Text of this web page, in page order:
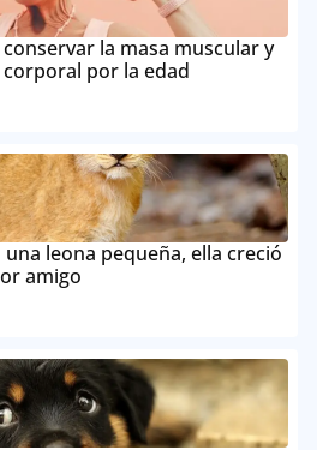
la masa muscular y
por la edad
leona pequeña, ella creció
amigo